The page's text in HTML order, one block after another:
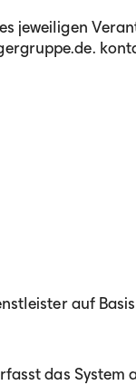
jeweiligen
auf
das